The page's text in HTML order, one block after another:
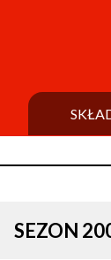
SEZON